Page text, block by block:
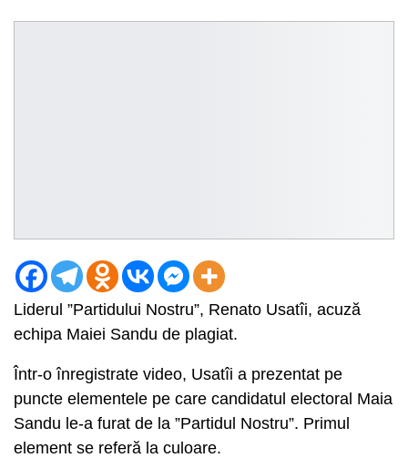
Liderul ”Partidului Nostru”, Renato Usatîi, acuză
echipa Maiei Sandu de plagiat.
Într-o înregistrate video, Usatîi a prezentat pe
puncte elementele pe care candidatul electoral Maia
Sandu le-a furat de la ”Partidul Nostru”. Primul
element se referă la culoare.